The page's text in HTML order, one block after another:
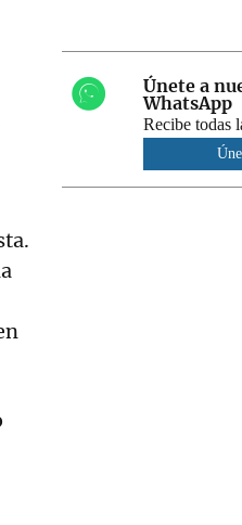
Únete a
WhatsApp
Recibe todas